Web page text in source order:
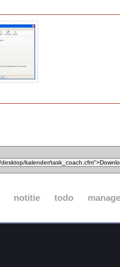
notitie todo